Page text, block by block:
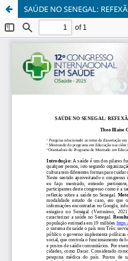
SAÚDE NO SENEGAL: